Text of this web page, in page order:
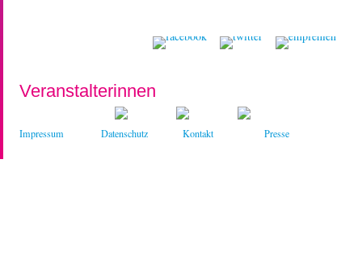
Veranstalterinnen
Impressum Datenschutz Kontakt Presse